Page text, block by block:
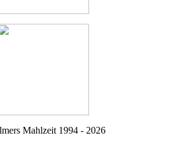
Mahlzeit 1994 - 2026